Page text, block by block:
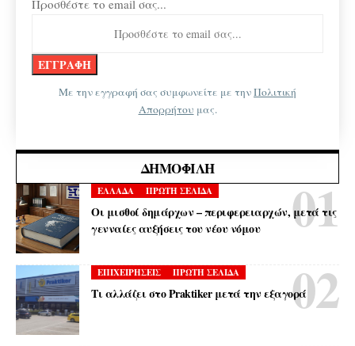
Προσθέστε το email σας...
Με την εγγραφή σας συμφωνείτε με τηνΠολιτική
Απορρήτου μας.
ΔΗΜΟΦΙΛΉ
ΕΛΛΑΔΑ ΠΡΩΤΗ ΣΕΛΙΔΑ
Οι μισθοί δημάρχων – περιφερειαρχών, μετά τις
γενναίες αυξήσεις του νέου νόμου
ΕΠΙΧΕΙΡΗΣΕΙΣ ΠΡΩΤΗ ΣΕΛΙΔΑ
Τι αλλάζει στο Praktiker μετά την εξαγορά